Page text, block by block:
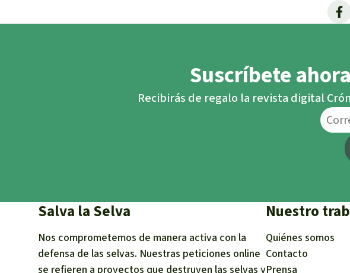
Suscríbete
Recibirás de regalo la revista digital
Salva la Selva
Nos comprometemos de manera activa con la
defensa de las selvas. Nuestras peticiones online
se refieren a proyectos que destruyen las selvas y
Nuestro
Quiénes somos
Contacto
Prensa